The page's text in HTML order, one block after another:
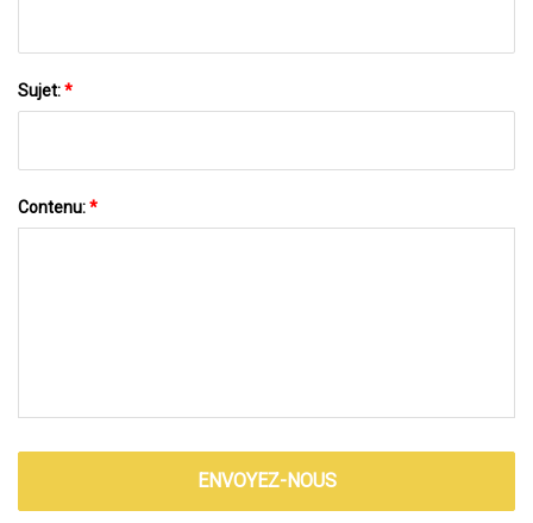
Sujet:*
Contenu:*
ENVOYEZ-NOUS